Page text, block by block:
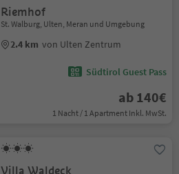
Riemhof
St. Walburg, Ulten, Meran und Umgebung
2.4 km von Ulten Zentrum
Südtirol Guest Pass
ab 140€
1 Nacht / 1 Apartment Inkl. MwSt.
Villa Waldeck